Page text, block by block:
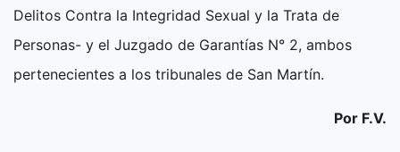
Delitos Contra la Integridad Sexual y la Trata de
Personas- y el Juzgado de Garantías N° 2, ambos
pertenecientes a los tribunales de San Martín.
Por F.V.